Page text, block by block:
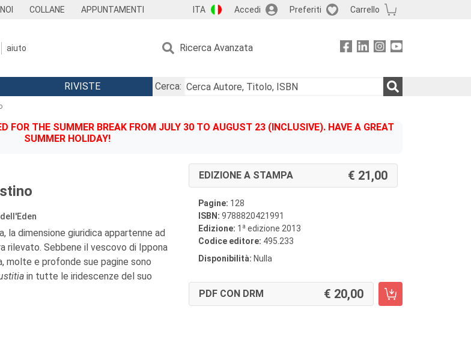
COLLANE APPUNTAMENTI ITA Accedi Preferiti Carrello
aiuto Ricerca Avanzata
RIVISTE
Cerca:
FOR THE SUMMER BREAK FROM JULY 30 TO AUGUST 23 (INCLUSIVE). HAVE A GREAT
SUMMER HOLIDAY!
la dimensione giuridica appartenne ad
rilevato. Sebbene il vescovo di Ippona
molte e profonde sue pagine sono
in tutte le iridescenze del suo
EDIZIONE A STAMPA 21,00
Pagine: 128
ISBN: 9788820421991
Edizione: 1 a edizione 2013
Codice editore: 495.233
Disponibilità: Nulla
PDF CON DRM 20,00